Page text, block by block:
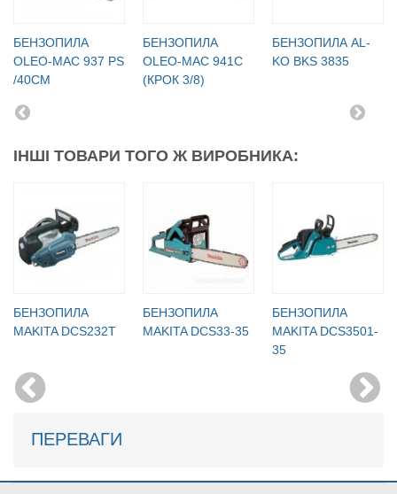
БЕНЗОПИЛА
OLEO-МАC 937 PS
/40СМ
БЕНЗОПИЛА
OLEO-МАC 941C
(КРОК 3/8)
БЕНЗОПИЛА AL-
KO BKS 3835
ІНШІ ТОВАРИ ТОГО Ж ВИРОБНИКА:
БЕНЗОПИЛА
MAKITA DCS232T
БЕНЗОПИЛА
MAKITA DCS33-35
БЕНЗОПИЛА
MAKITA DCS3501-
35
ПЕРЕВАГИ